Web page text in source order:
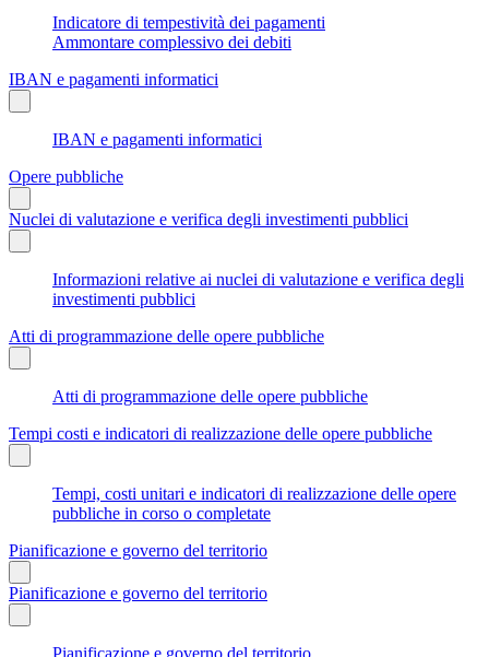
Indicatore di tempestività dei pagamenti
Ammontare complessivo dei debiti
IBAN e pagamenti informatici
IBAN e pagamenti informatici
Opere pubbliche
Nuclei di valutazione e verifica degli investimenti pubblici
Informazioni relative ai nuclei di valutazione e verifica degli
investimenti pubblici
Atti di programmazione delle opere pubbliche
Atti di programmazione delle opere pubbliche
Tempi costi e indicatori di realizzazione delle opere pubbliche
Tempi, costi unitari e indicatori di realizzazione delle opere
pubbliche in corso o completate
Pianificazione e governo del territorio
Pianificazione e governo del territorio
Pianificazione e governo del territorio